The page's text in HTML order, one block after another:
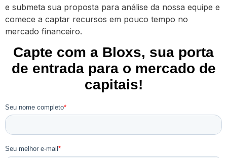
e submeta sua proposta para análise da nossa equipe e
comece a captar recursos em pouco tempo no
mercado financeiro.